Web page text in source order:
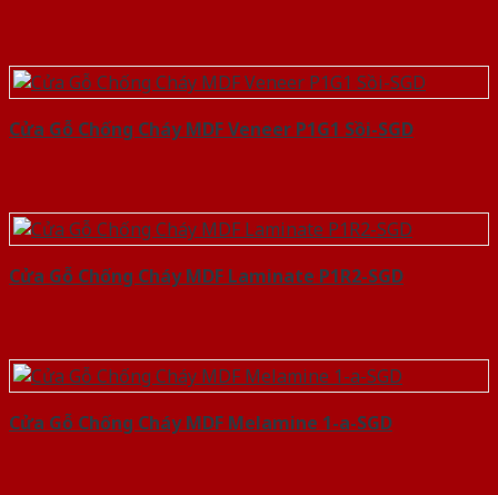
Cửa Gỗ Chống Cháy MDF Veneer P1G1 Sồi-SGD
Cửa Gỗ Chống Cháy MDF Laminate P1R2-SGD
Cửa Gỗ Chống Cháy MDF Melamine 1-a-SGD